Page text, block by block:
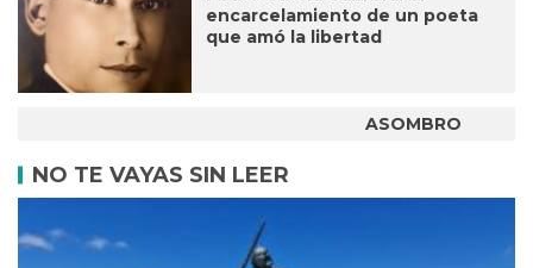
encarcelamiento de un poeta
que amó la libertad
ASOMBRO
NO TE VAYAS SIN LEER